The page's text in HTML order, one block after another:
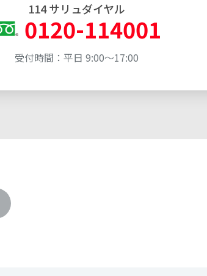
114 サリュダイヤル
0120-114001
受付時間：平日 9:00～17:00